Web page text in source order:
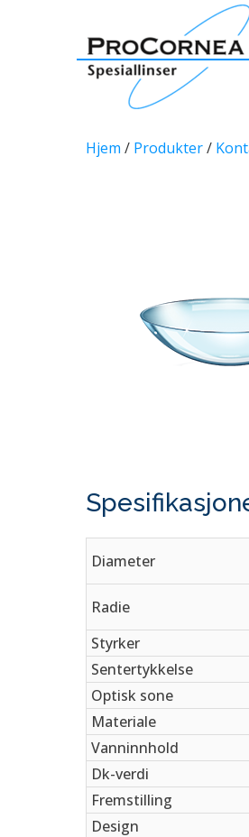
Hjem / Produkter/
Diameter
Radie
Styrker
Sentertykkelse
Optisk sone
Materiale
Vanninnhold
Dk-verdi
Fremstilling
Design